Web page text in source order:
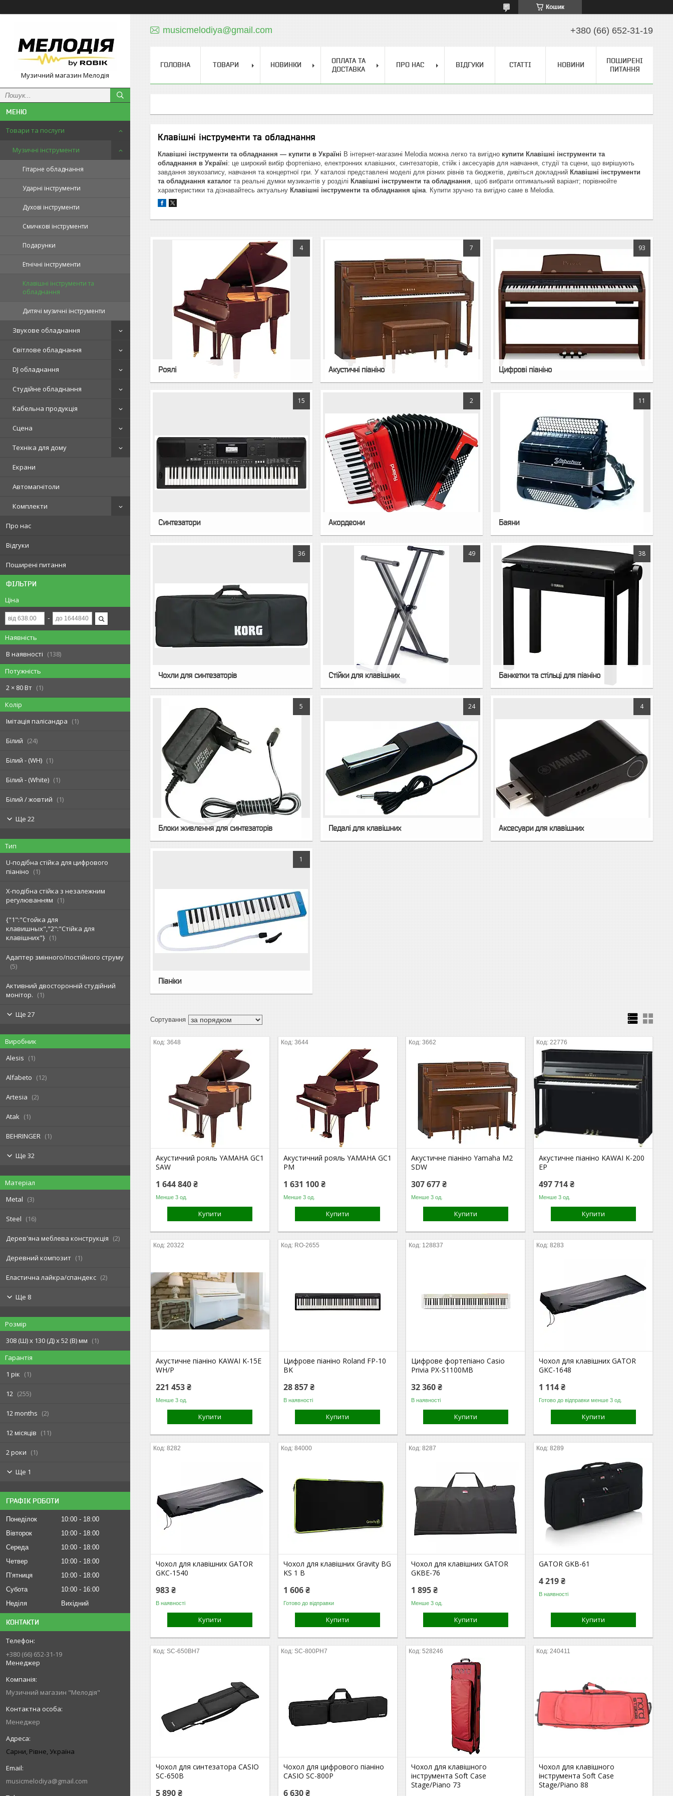
Кошик
Музичний магазин Мелодія
Товари та послуги
Музичні інструменти
Гітарне обладнання
Ударні інструменти
Духові інструменти
Смичкові інструменти
Подарунки
Етнічні інструменти
Клавішні інструменти та
обладнання
Дитячі музичні інструменти
Звукове обладнання
Світлове обладнання
DJ обладнання
Студійне обладнання
Кабельна продукція
Сцена
Техніка для дому
Екрани
Автомагнітоли
Комплекти
Про нас
Відгуки
Поширені питання
ФІЛЬТРИ
Ціна
Наявність
В наявності
138
Потужність
2 × 80 Вт
1
Колір
Імітація палісандра
1
Білий 24
Білий - (WH) 1
Білий - (White) 1
Білий / жовтий 1
Ще 22
Тип
U-подібна стійка для цифрового
піаніно
1
X-подібна стійка з незалежним
регулюванням
1
{"1":"Стойка для
клавишных","2":"Стійка для
клавішних"}
1
Адаптер змінного/постійного струму
5
Активний двосторонній студійний
монітор.
1
Ще 27
Виробник
Alesis
1
Alfabeto 12
Artesia 2
Atak 1
BEHRINGER 1
Ще 32
Матеріал
Metal
3
Steel 16
Дерев'яна меблева конструкція 2
Деревний композит 1
Еластична лайкра/спандекс 2
Ще 8
Розмір
308 (Ш) х 130 (Д) х 52 (В) мм
1
Гарантія
1 рік
1
12 255
12 months 2
12 місяців 11
2 роки 1
Ще 1
ГРАФІК РОБОТИ
Понеділок 10:00
18:00
Вівторок
10:00
18:00
Середа
10:00
18:00
Четвер
10:00
18:00
Пʼятниця
10:00
18:00
Субота
10:00
16:00
Неділя
Вихідний
КОНТАКТИ
+380 (66) 652-31-19
Менеджер
Музичний магазин "Мелодія"
Менеджер
Сарни, Рівне, Україна
musicmelodiya@gmail.com
musicmelodiya@gmail.com +380 (66) 652-31-19
ГОЛОВНА ТОВАРИ НОВИНКИ
ОПЛАТА ТА
ДОСТАВКА
ПРО НАС ВІДГУКИ СТАТТІ НОВИНИ
ПОШИРЕНІ
ПИТАННЯ
Клавішні інструменти та обладнання
Клавішні інструменти та обладнання — купити в Україні В інтернет-магазині Melodia можна легко та вигідно купити Клавішні інструменти та
обладнання в Україні: це широкий вибір фортепіано, електронних клавішних, синтезаторів, стійк і аксесуарів для навчання, студії та сцени, що вирішують
завдання звукозапису, навчання та концертної гри. У каталозі представлені моделі для різних рівнів та бюджетів, дивіться докладний Клавішні інструменти
та обладнання каталог та реальні думки музикантів у розділі Клавішні інструменти та обладнання, щоб вибрати оптимальний варіант; порівнюйте
характеристики та дізнавайтесь актуальну Клавішні інструменти та обладнання ціна. Купити зручно та вигідно саме в Melodia.
4
Роялі
7
Акустичні піаніно
93
Цифрові піаніно
15
Синтезатори
2
Акордеони
11
Баяни
36
Чохли для синтезаторів
49
Стійки для клавішних
38
Банкетки та стільці для піаніно
5
Блоки живлення для синтезаторів
24
Педалі для клавішних
4
Аксесуари для клавішних
1
Піаніки
3648
Акустичний рояль YAMAHA GC1
SAW
1 644 840 ₴
Менше 3 од.
Купити
3644
Акустичний рояль YAMAHA GC1
PM
1 631 100 ₴
Менше 3 од.
Купити
3662
Акустичне піаніно Yamaha M2
SDW
307 677 ₴
Менше 3 од.
Купити
22776
Акустичне піаніно KAWAI K-200
EP
497 714 ₴
Менше 3 од.
Купити
20322
Акустичне піаніно KAWAI K-15E
WH/P
221 453 ₴
Менше 3 од.
Купити
RO-2655
Цифрове піаніно Roland FP-10
BK
28 857 ₴
В наявності
Купити
128837
Цифрове фортепіано Casio
Privia PX-S1100MB
32 360 ₴
В наявності
Купити
8283
Чохол для клавішних GATOR
GKC-1648
1 114 ₴
Готово до відправки менше 3 од.
Купити
8282
Чохол для клавішних GATOR
GKC-1540
983 ₴
В наявності
Купити
84000
Чохол для клавішних Gravity BG
KS 1 B
1 606 ₴
Готово до відправки
Купити
8287
Чохол для клавішних GATOR
GKBE-76
1 895 ₴
Менше 3 од.
Купити
8289
GATOR GKB-61
4 219 ₴
В наявності
Купити
SC-650BH7
Чохол для синтезатора CASIO
SC-650B
5 890 ₴
SC-800PH7
Чохол для цифрового піаніно
CASIO SC-800P
6 630 ₴
528246
Чохол для клавішного
інструмента Soft Case
Stage/Piano 73
240411
Чохол для клавішного
інструмента Soft Case
Stage/Piano 88